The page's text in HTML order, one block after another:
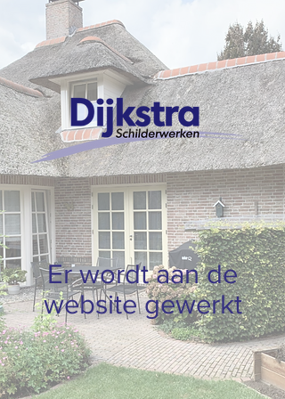
Er wordt aan de
website gewerkt